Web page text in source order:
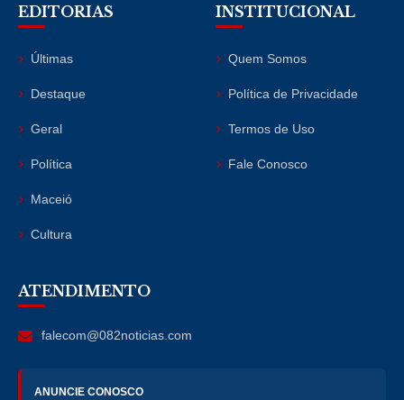
EDITORIAS
Últimas
Destaque
Geral
Política
Maceió
Cultura
INSTITUCIONAL
Quem Somos
Política de Privacidade
Termos de Uso
Fale Conosco
ATENDIMENTO
falecom@082noticias.com
ANUNCIE CONOSCO